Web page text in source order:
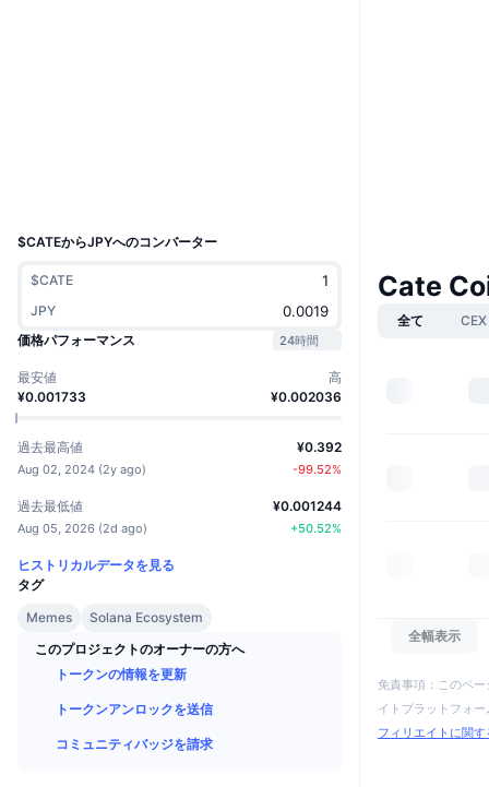
$CATEからJPYへのコンバーター
$CATE
JPY
価格パフォーマンス
24時間
最安値
¥0.001733
高
¥0.002036
過去最高値
Aug 02, 2024 (2y ago)
¥0.392
-99.52%
過去最低値
Aug 05, 2026 (2d ago)
¥0.001244
+50.52%
ヒストリカルデータを見る
タグ
Memes
Solana Ecosystem
このプロジェクトのオーナーの方へ
トークンの情報を更新
トークンアンロックを送信
コミュニティバッジを請求
Cate
全て CEX
全幅表示
免責事項：このペ
イトプラットフォ
フィリエイトに関